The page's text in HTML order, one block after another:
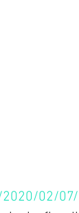
02/07/